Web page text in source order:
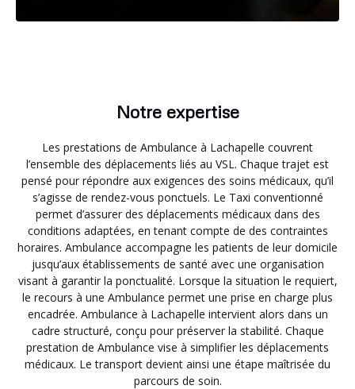
Notre expertise
Les prestations de Ambulance à Lachapelle couvrent
l’ensemble des déplacements liés au VSL. Chaque trajet est
pensé pour répondre aux exigences des soins médicaux, qu’il
s’agisse de rendez-vous ponctuels. Le Taxi conventionné
permet d’assurer des déplacements médicaux dans des
conditions adaptées, en tenant compte de des contraintes
horaires. Ambulance accompagne les patients de leur domicile
jusqu’aux établissements de santé avec une organisation
visant à garantir la ponctualité. Lorsque la situation le requiert,
le recours à une Ambulance permet une prise en charge plus
encadrée. Ambulance à Lachapelle intervient alors dans un
cadre structuré, conçu pour préserver la stabilité. Chaque
prestation de Ambulance vise à simplifier les déplacements
médicaux. Le transport devient ainsi une étape maîtrisée du
parcours de soin.